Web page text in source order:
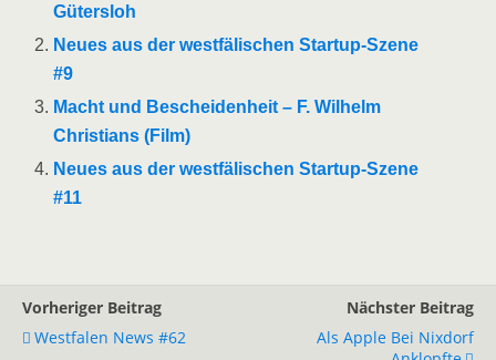
Gütersloh
Neues aus der westfälischen Startup-Szene
#9
Macht und Bescheidenheit – F. Wilhelm
Christians (Film)
Neues aus der westfälischen Startup-Szene
#11
Vorheriger Beitrag
Westfalen News #62
Nächster Beitrag
Als Apple Bei Nixdorf